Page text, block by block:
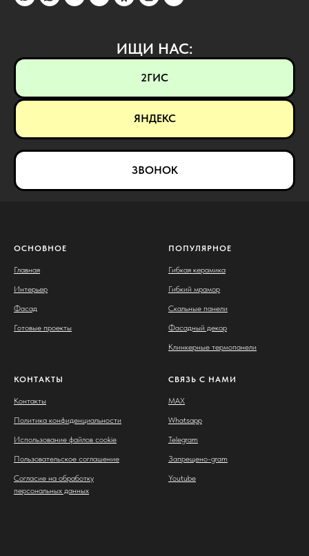
ИЩИ НАС:
2ГИС
ЯНДЕКС
ЗВОНОК
ОСНОВНОЕ
Главная
Интерьер
Фасад
Готовые проекты
ПОПУЛЯРНОЕ
Гибкая керамика
Гибкий мрамор
Скальные панели
Фасадный декор
Клинкерные термопанели
КОНТАКТЫ
Контакты
Политика конфиденциальности
Использование файлов cookie
Пользовательское соглашение
Согласие на обработку
персональных данных
СВЯЗЬ С НАМИ
MAX
Whatsapp
Telegram
Запрещено-gram
Youtube